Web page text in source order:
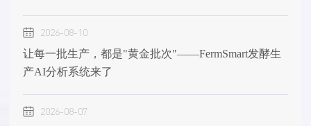
2026-08-10
让每一批生产，都是"黄金批次"——FermSmart发酵生
产AI分析系统来了
2026-08-07